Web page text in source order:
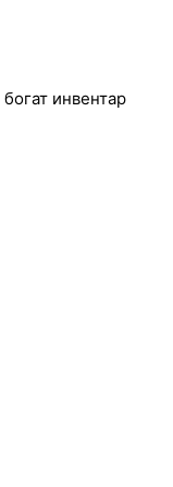
инвентар